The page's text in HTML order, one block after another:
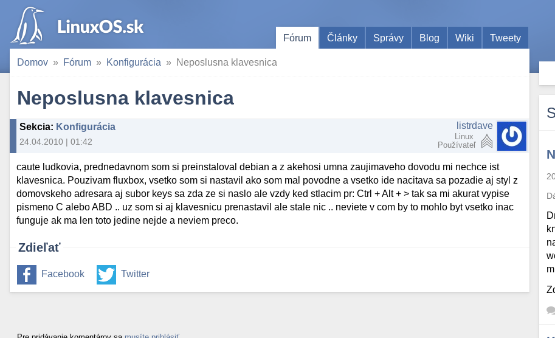
Fórum
Články Správy Blog Wiki Tweety
Domov Fórum Konfigurácia Neposlusna klavesnica
Neposlusna klavesnica
Sekcia: Konfigurácia
24.04.2010 | 01:42
listrdave
Linux
Používateľ
caute ludkovia, prednedavnom som si preinstaloval debian a z akehosi umna zaujimaveho dovodu mi nechce ist
klavesnica. Pouzivam fluxbox, vsetko som si nastavil ako som mal povodne a vsetko ide nacitava sa pozadie aj styl z
domovskeho adresara aj subor keys sa zda ze si naslo ale vzdy ked stlacim pr: Ctrl + Alt + > tak sa mi akurat vypise
pismeno C alebo ABD .. uz som si aj klavesnicu prenastavil ale stale nic .. neviete v com by to mohlo byt vsetko inac
funguje ak ma len toto jedine nejde a neviem preco.
Zdieľať
Facebook Twitter